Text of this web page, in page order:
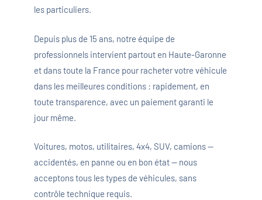
les particuliers.
Depuis plus de 15 ans, notre équipe de
professionnels intervient partout en Haute-Garonne
et dans toute la France pour racheter votre véhicule
dans les meilleures conditions : rapidement, en
toute transparence, avec un paiement garanti le
jour même.
Voitures, motos, utilitaires, 4x4, SUV, camions —
accidentés, en panne ou en bon état — nous
acceptons tous les types de véhicules, sans
contrôle technique requis.